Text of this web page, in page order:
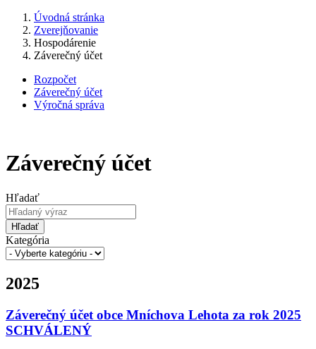
Úvodná stránka
Zverejňovanie
Hospodárenie
Záverečný účet
Rozpočet
Záverečný účet
Výročná správa
Záverečný účet
Hľadať
Hľadať
Kategória
2025
Záverečný účet obce Mníchova Lehota za rok 2025
SCHVÁLENÝ